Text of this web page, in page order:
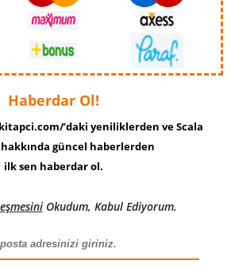
Haberdar Ol!
’daki yeniliklerden ve Scala
hakkında güncel haberlerden
ilk sen haberdar ol.
Okudum, Kabul Ediyorum.